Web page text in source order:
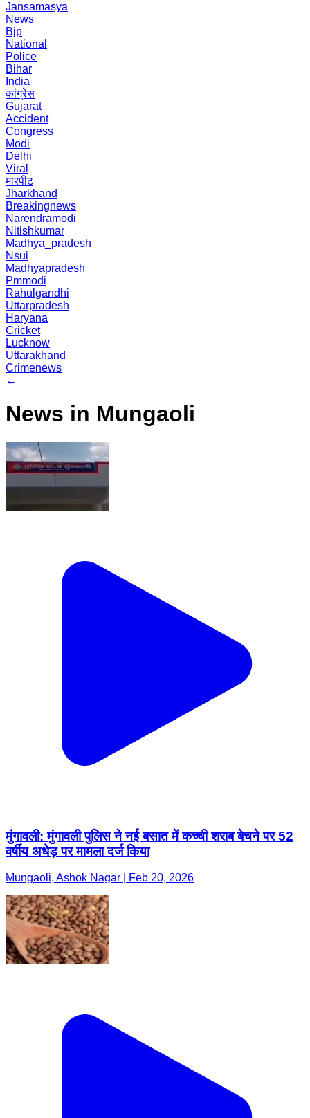
Jansamasya
News
Bjp
National
Police
Bihar
India
कांग्रेस
Gujarat
Accident
Congress
Modi
Delhi
Viral
मारपीट
Jharkhand
Breakingnews
Narendramodi
Nitishkumar
Madhya_pradesh
Nsui
Madhyapradesh
Pmmodi
Rahulgandhi
Uttarpradesh
Haryana
Cricket
Lucknow
Uttarakhand
Crimenews
←
News in Mungaoli
मुंगावली: मुंगावली पुलिस ने नई बसात में कच्ची शराब बेचने पर 52
वर्षीय अधेड़ पर मामला दर्ज किया
Mungaoli, Ashok Nagar | Feb 20, 2026